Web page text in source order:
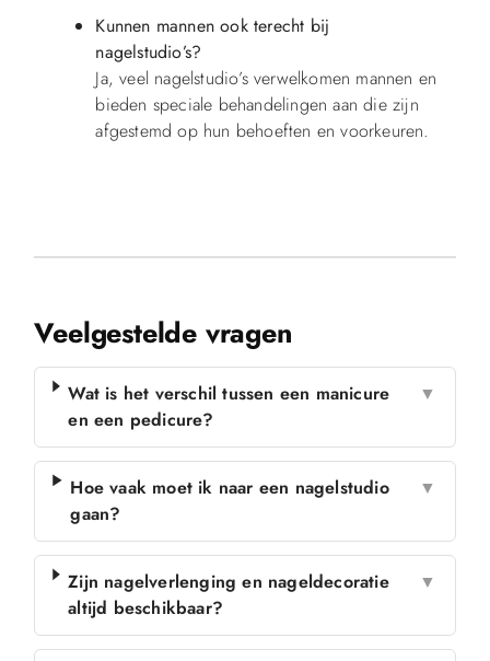
Kunnen mannen ook terecht bij
nagelstudio’s?
Ja, veel nagelstudio’s verwelkomen mannen en
bieden speciale behandelingen aan die zijn
afgestemd op hun behoeften en voorkeuren.
Veelgestelde vragen
Wat is het verschil tussen een manicure
en een pedicure?
▼
Hoe vaak moet ik naar een nagelstudio
gaan?
▼
Zijn nagelverlenging en nageldecoratie
altijd beschikbaar?
▼